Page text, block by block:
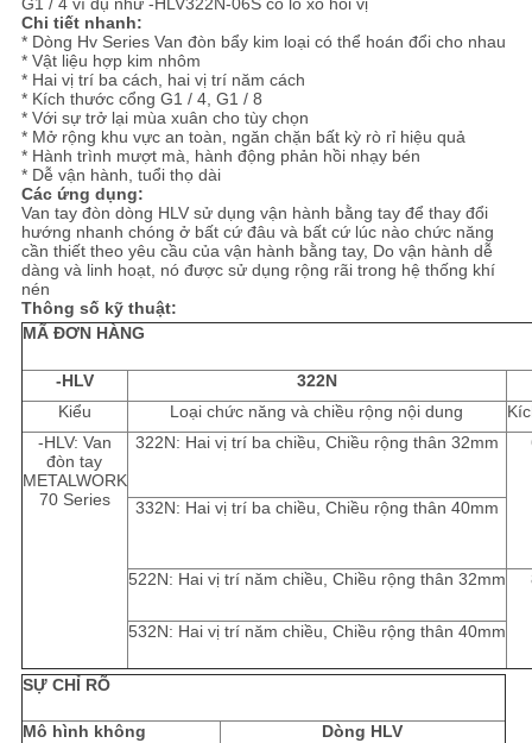
SƠ
ĐỒ
TRANG
WEB
CHÍNH
SÁCH
BẢO
MẬT
G1 / 4 ví dụ như -HLV322N-06S có lò xo hồi vị
Chi tiết nhanh:
* Dòng Hv Series Van đòn bẩy kim loại có thể hoán đổi cho nhau
* Vật liệu hợp kim nhôm
* Hai vị trí ba cách, hai vị trí năm cách
* Kích thước cổng G1 / 4, G1 / 8
* Với sự trở lại mùa xuân cho tùy chọn
* Mở rộng khu vực an toàn, ngăn chặn bất kỳ rò rỉ hiệu quả
* Hành trình mượt mà, hành động phản hồi nhạy bén
* Dễ vận hành, tuổi thọ dài
Các ứng dụng:
Van tay đòn dòng HLV sử dụng vận hành bằng tay để thay đổi
hướng nhanh chóng ở bất cứ đâu và bất cứ lúc nào chức năng
cần thiết theo yêu cầu của vận hành bằng tay, Do vận hành dễ
dàng và linh hoạt, nó được sử dụng rộng rãi trong hệ thống khí
nén
Thông số kỹ thuật:
MÃ ĐƠN HÀNG
-HLV
322N
Kiểu
Loại chức năng và chiều rộng nội dung
-HLV: Van
đòn tay
METALWORK
70 Series
322N: Hai vị trí ba chiều, Chiều rộng thân 32mm
332N: Hai vị trí ba chiều, Chiều rộng thân 40mm
522N: Hai vị trí năm chiều, Chiều rộng thân 32mm
532N: Hai vị trí năm chiều, Chiều rộng thân 40mm
SỰ CHỈ RÕ
Mô hình không
Dòng HLV